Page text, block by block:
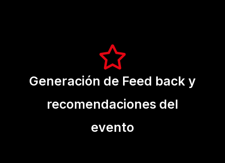
Generación de Feed back y
recomendaciones del
evento